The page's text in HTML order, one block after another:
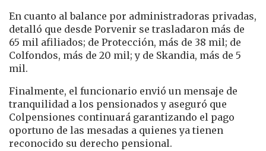
En cuanto al balance por administradoras privadas,
detalló que desde Porvenir se trasladaron más de
65 mil afiliados; de Protección, más de 38 mil; de
Colfondos, más de 20 mil; y de Skandia, más de 5
mil.
Finalmente, el funcionario envió un mensaje de
tranquilidad a los pensionados y aseguró que
Colpensiones continuará garantizando el pago
oportuno de las mesadas a quienes ya tienen
reconocido su derecho pensional.